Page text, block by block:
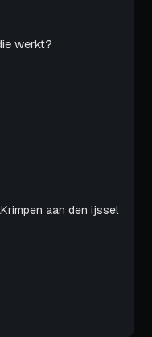
werkt?
Krimpen aan den ijssel